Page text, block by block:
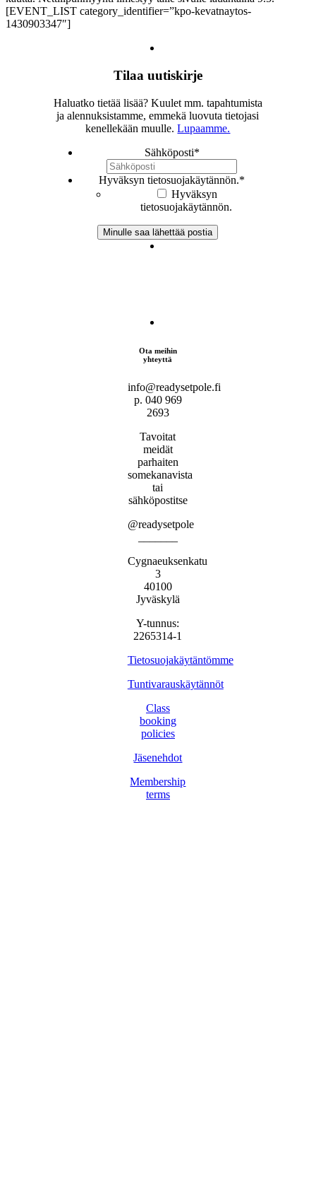
[EVENT_LIST category_identifier=”kpo-kevatnaytos-
1430903347″]
Tilaa uutiskirje
Haluatko tietää lisää? Kuulet mm. tapahtumista
ja alennuksistamme, emmekä luovuta tietojasi
kenellekään muulle.Lupaamme.
Sähköposti*
Hyväksyn tietosuojakäytännön.*
Hyväksyn
tietosuojakäytännön.
Ota meihin
yhteyttä
info@readysetpole.fi
p. 040 969
2693
Tavoitat
meidät
parhaiten
somekanavista
tai
sähköpostitse
@readysetpole
Cygnaeuksenkatu
3
40100
Jyväskylä
Y-tunnus:
2265314-1
Tietosuojakäytäntömme
Tuntivarauskäytännöt
Class
booking
policies
Jäsenehdot
Membership
terms